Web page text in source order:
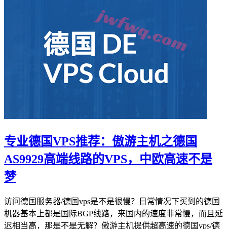
专业德国VPS推荐：傲游主机之德国
AS9929高端线路的VPS，中欧高速不是
梦
访问德国服务器/德国vps是不是很慢？日常情况下买到的德国
机器基本上都是国际BGP线路，来国内的速度非常慢，而且延
迟相当高，那是不是无解？傲游主机提供超高速的德国vps/德